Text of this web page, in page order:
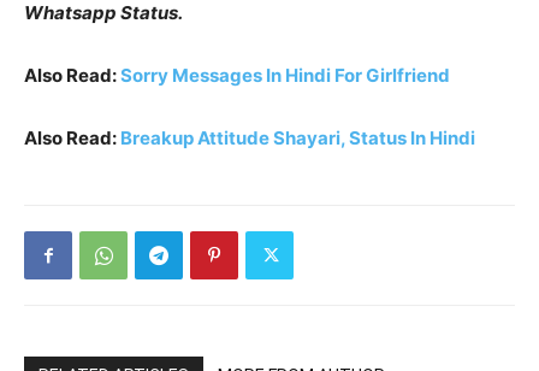
Whatsapp Status.
Also Read:Sorry Messages In Hindi For Girlfriend
Also Read: Breakup Attitude Shayari, Status In Hindi